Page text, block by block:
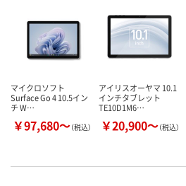
マイクロソフト
Surface Go 4 10.5イン
チ W…
￥97,680～（税込）
アイリスオーヤマ 10.1
インチタブレット
TE10D1M6…
￥20,900～（税込）